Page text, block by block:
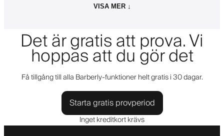
VISA MER ↓
Det är gratis att prova. Vi
hoppas att du gör det
Få tillgång till alla Barberly-funktioner helt gratis i 30 dagar.
Starta gratis provperiod
Inget kreditkort krävs